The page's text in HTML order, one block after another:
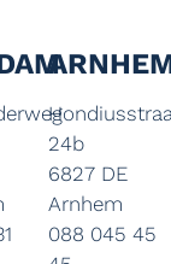
24b
6827 DE
Arnhem
088 045 45